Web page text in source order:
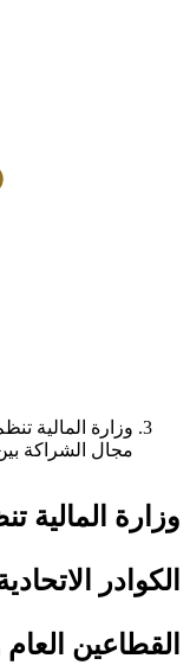
وزارة المالية
مجال الشراكة
وزارة المالية
الكوادر
القطاعين